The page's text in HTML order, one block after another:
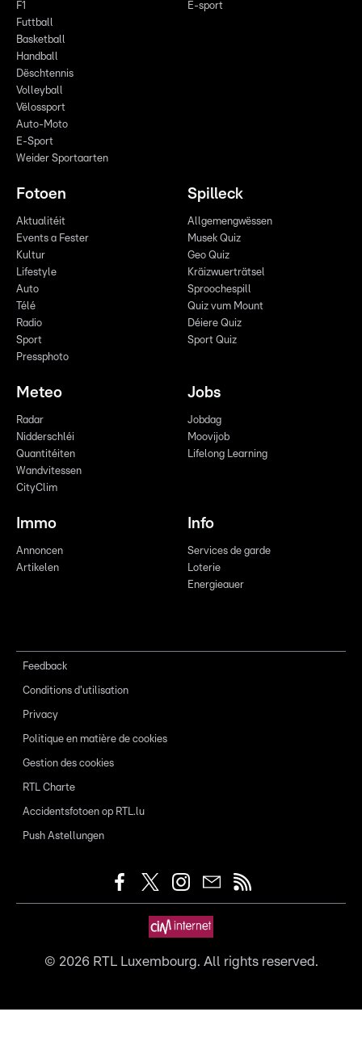
F1
Futtball
Basketball
Handball
Dëschtennis
Volleyball
Vëlossport
Auto-Moto
E-Sport
Weider Sportaarten
E-sport
Fotoen
Aktualitéit
Events a Fester
Kultur
Lifestyle
Auto
Télé
Radio
Sport
Pressphoto
Spilleck
Allgemengwëssen
Musek Quiz
Geo Quiz
Kräizwuerträtsel
Sproochespill
Quiz vum Mount
Déiere Quiz
Sport Quiz
Meteo
Radar
Nidderschléi
Quantitéiten
Wandvitessen
CityClim
Jobs
Jobdag
Moovijob
Lifelong Learning
Immo
Annoncen
Artikelen
Info
Services de garde
Loterie
Energieauer
Feedback
Conditions d'utilisation
Privacy
Politique en matière de cookies
Gestion des cookies
RTL Charte
Accidentsfotoen op RTL.lu
Push Astellungen
© 2026RTL Luxembourg. All rights reserved.